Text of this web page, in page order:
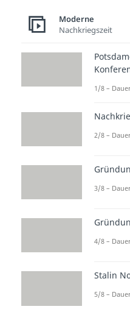
die Macht.
vor
von
People
“
In den
oftmals
Leben,
der
Grenzen
Moderne
Nachkriegszeit
1/8 –
2/8 –
3/8 –
4/8 –
Stalin
5/8 –